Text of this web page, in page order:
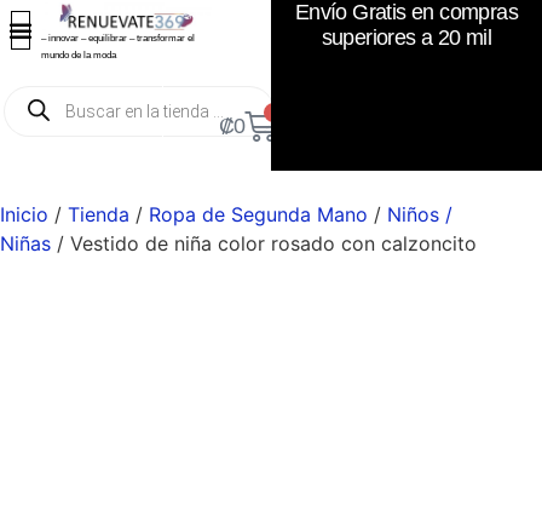
– innovar – equilibrar – transformar el
mundo de la moda
₡0
Envío Gratis en compras
superiores a 20 mil
Inicio / Tienda / Ropa de Segunda Mano / Niños /
Niñas / Vestido de niña color rosado con calzoncito